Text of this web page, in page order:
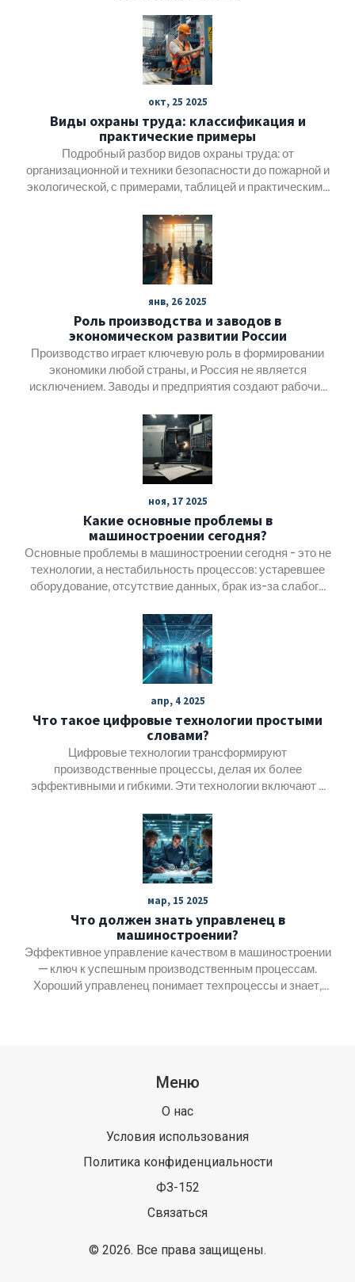
окт, 25 2025
Виды охраны труда: классификация и
практические примеры
Подробный разбор видов охраны труда: от
организационной и техники безопасности до пожарной и
экологической, с примерами, таблицей и практическими
янв, 26 2025
Роль производства и заводов в
экономическом развитии России
Производство играет ключевую роль в формировании
экономики любой страны, и Россия не является
исключением. Заводы и предприятия создают рабочие
способствуют развитию инноваций. В статье
рассматриваются основные аспекты влияния
производственного сектора на российскую экономику, а
также его значение для устойчивого развития.
Включены интересные факты и полезные советы по
поддержке и улучшению производственных процессов
в стране.
ноя, 17 2025
Какие основные проблемы в
машиностроении сегодня?
Основные проблемы в машиностроении сегодня - это не
технологии, а нестабильность процессов: устаревшее
оборудование, отсутствие данных, брак из-за слабого
исправить это без дорогих решений.
апр, 4 2025
Что такое цифровые технологии простыми
словами?
Цифровые технологии трансформируют
производственные процессы, делая их более
эффективными и гибкими. Эти технологии включают в
Интернета вещей и автоматизации. Они помогают
компаниям оптимизировать производство и сокращать
расходы, одновременно улучшая качество продукции. В
статье объясняются ключевые аспекты этих технологий
и их роль в современном производстве. Понятный язык
и примеры делают сложные концепции доступными
каждому.
мар, 15 2025
Что должен знать управленец в
машиностроении?
Эффективное управление качеством в машиностроении
— ключ к успешным производственным процессам.
Хороший управленец понимает техпроцессы и знает,
в этой области.
Меню
О нас
Условия использования
Политика конфиденциальности
ФЗ-152
Связаться
© 2026. Все права защищены.